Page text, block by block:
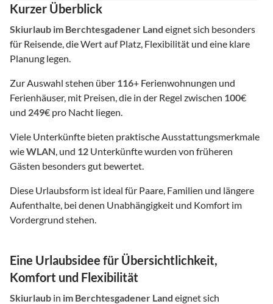
Kurzer Überblick
Skiurlaub im Berchtesgadener Land eignet sich besonders
für Reisende, die Wert auf Platz, Flexibilität und eine klare
Planung legen.
Zur Auswahl stehen über 116+ Ferienwohnungen und
Ferienhäuser, mit Preisen, die in der Regel zwischen 100€
und 249€ pro Nacht liegen.
Viele Unterkünfte bieten praktische Ausstattungsmerkmale
wieWLAN, und 12 Unterkünfte wurden von früheren
Gästen besonders gut bewertet.
Diese Urlaubsform ist ideal für Paare, Familien und längere
Aufenthalte, bei denen Unabhängigkeit und Komfort im
Vordergrund stehen.
Eine Urlaubsidee für Übersichtlichkeit,
Komfort und Flexibilität
Skiurlaub in im Berchtesgadener Land eignet sich